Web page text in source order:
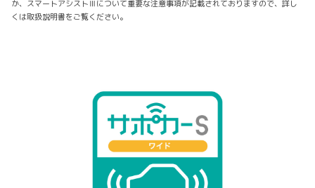
か、スマートアシストⅢについて重要な注意事項が記載されておりますので、詳し
くは取扱説明書をご覧ください。